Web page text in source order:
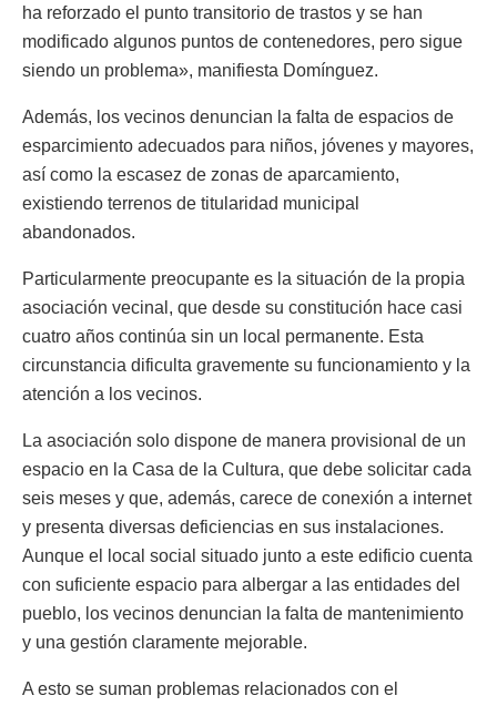
ha reforzado el punto transitorio de trastos y se han
modificado algunos puntos de contenedores, pero sigue
siendo un problema», manifiesta Domínguez.
Además, los vecinos denuncian la falta de espacios de
esparcimiento adecuados para niños, jóvenes y mayores,
así como la escasez de zonas de aparcamiento,
existiendo terrenos de titularidad municipal
abandonados.
Particularmente preocupante es la situación de la propia
asociación vecinal, que desde su constitución hace casi
cuatro años continúa sin un local permanente. Esta
circunstancia dificulta gravemente su funcionamiento y la
atención a los vecinos.
La asociación solo dispone de manera provisional de un
espacio en la Casa de la Cultura, que debe solicitar cada
seis meses y que, además, carece de conexión a internet
y presenta diversas deficiencias en sus instalaciones.
Aunque el local social situado junto a este edificio cuenta
con suficiente espacio para albergar a las entidades del
pueblo, los vecinos denuncian la falta de mantenimiento
y una gestión claramente mejorable.
A esto se suman problemas relacionados con el